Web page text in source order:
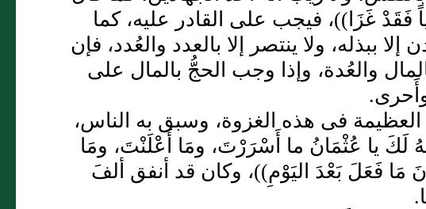
غَزَا))، فيجب على القادر عليه، كما
ببذله، ولا ينتصر إلا بالعدد والعُدد، فإن
والعُدة، وإذا وجب الحجُّ بالمال على
فى هذه الغزوة، وسبق به الناس،
لَكَ يا عُثْمَانُ ما أَسْرَرْتَ، ومَا أَعْلَنْتَ، ومَا
فَعَلَ بَعْدَ اليَوْمِ))، وكان قد أنفق ألفَ